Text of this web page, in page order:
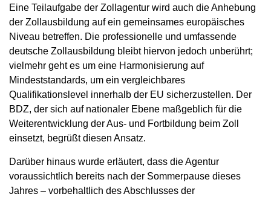
Eine Teilaufgabe der Zollagentur wird auch die Anhebung
der Zollausbildung auf ein gemeinsames europäisches
Niveau betreffen. Die professionelle und umfassende
deutsche Zollausbildung bleibt hiervon jedoch unberührt;
vielmehr geht es um eine Harmonisierung auf
Mindeststandards, um ein vergleichbares
Qualifikationslevel innerhalb der EU sicherzustellen. Der
BDZ, der sich auf nationaler Ebene maßgeblich für die
Weiterentwicklung der Aus- und Fortbildung beim Zoll
einsetzt, begrüßt diesen Ansatz.
Darüber hinaus wurde erläutert, dass die Agentur
voraussichtlich bereits nach der Sommerpause dieses
Jahres – vorbehaltlich des Abschlusses der